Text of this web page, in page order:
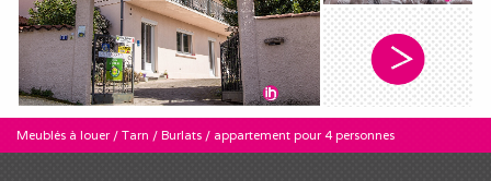
Meublés à louer/ Tarn / Burlats / appartement pour 4 personnes